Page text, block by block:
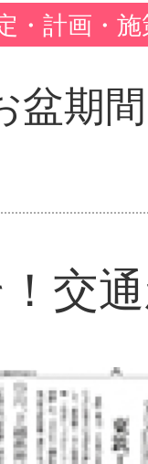
・計画・
期
交